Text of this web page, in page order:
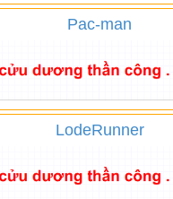
Pac-man
LodeRunner